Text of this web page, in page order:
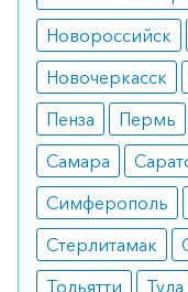
Вы можете
аптеку-партнёра
можете
заказать по
с любого
Новороссийск
Новочеркасск
Пенза
Пермь
Самара
Симферополь
Стерлитамак
Тольятти
Тула